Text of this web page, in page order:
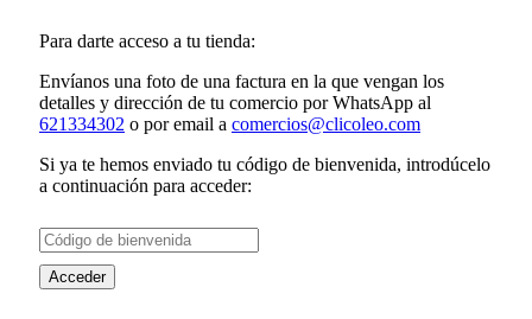
Para darte acceso a tu tienda:
Envíanos una foto de una factura en la que vengan los
detalles y dirección de tu comercio por WhatsApp al
621334302 o por email a comercios@clicoleo.com
Si ya te hemos enviado tu código de bienvenida, introdúcelo
a continuación para acceder:
Acceder